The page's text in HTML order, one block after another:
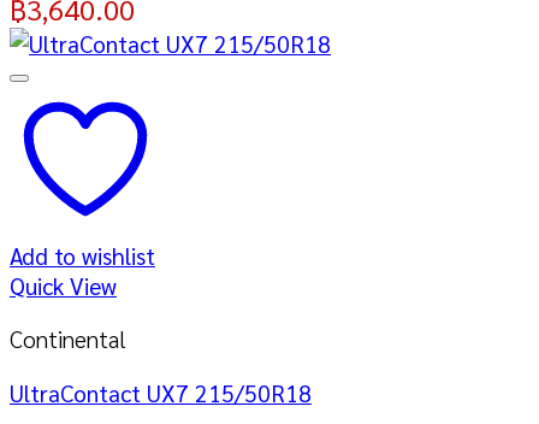
฿3,640.00
Add to wishlist
Quick View
Continental
UltraContact UX7 215/50R18